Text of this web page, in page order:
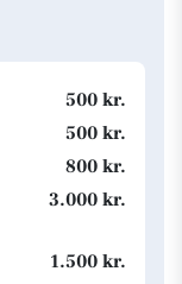
500 kr.
500 kr.
800 kr.
3.000 kr.
1.500 kr.